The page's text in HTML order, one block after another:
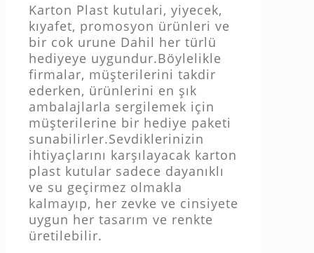
Karton Plast kutulari, yiyecek,
kıyafet, promosyon ürünleri ve
bir cok urune Dahil her türlü
hediyeye uygundur.Böylelikle
firmalar, müşterilerini takdir
ederken, ürünlerini en şık
ambalajlarla sergilemek için
müşterilerine bir hediye paketi
sunabilirler.Sevdiklerinizin
ihtiyaçlarını karşılayacak karton
plast kutular sadece dayanıklı
ve su geçirmez olmakla
kalmayıp, her zevke ve cinsiyete
uygun her tasarım ve renkte
üretilebilir.